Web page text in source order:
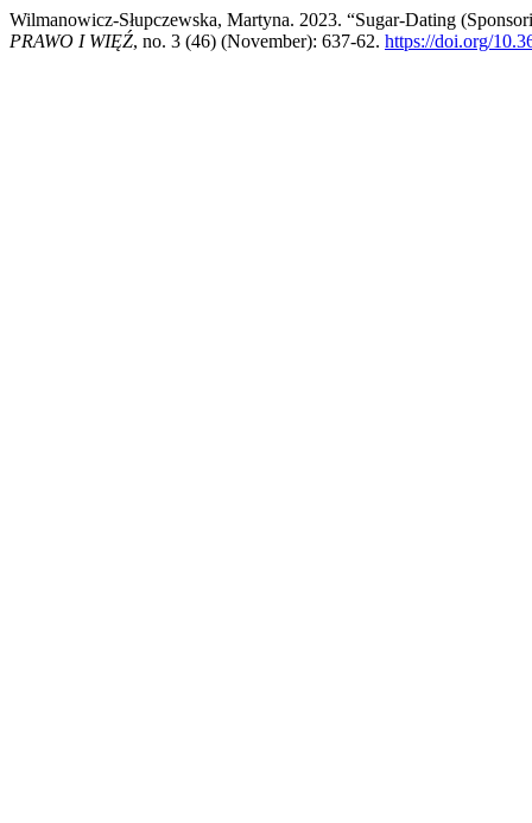
Wilmanowicz-Słupczewska, Martyna. 2023. “Sugar-Dating
PRAWO I WIĘŹ, no. 3 (46) (November): 637-62. https://doi.org/